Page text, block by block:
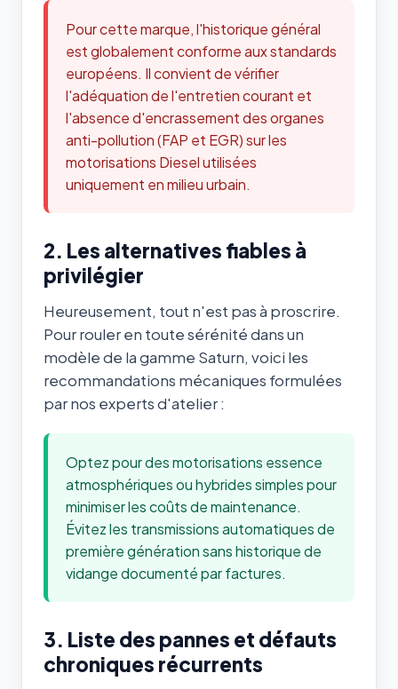
Pour cette marque, l'historique général
est globalement conforme aux standards
européens. Il convient de vérifier
l'adéquation de l'entretien courant et
l'absence d'encrassement des organes
anti-pollution (FAP et EGR) sur les
motorisations Diesel utilisées
uniquement en milieu urbain.
2. Les alternatives fiables à
privilégier
Heureusement, tout n'est pas à proscrire.
Pour rouler en toute sérénité dans un
modèle de la gamme Saturn, voici les
recommandations mécaniques formulées
par nos experts d'atelier :
Optez pour des motorisations essence
atmosphériques ou hybrides simples pour
minimiser les coûts de maintenance.
Évitez les transmissions automatiques de
première génération sans historique de
vidange documenté par factures.
3. Liste des pannes et défauts
chroniques récurrents